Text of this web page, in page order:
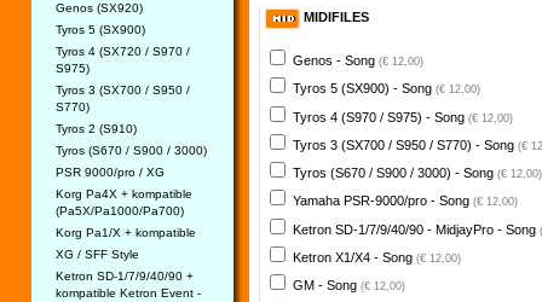
Genos (SX920)
Tyros 5 (SX900)
Tyros 4 (SX720 / S970 /
S975)
Tyros 3 (SX700 / S950 /
S770)
Tyros 2 (S910)
Tyros (S670 / S900 / 3000)
PSR 9000/pro / XG
Korg Pa4X + kompatible
(Pa5X/Pa1000/Pa700)
Korg Pa1/X + kompatible
XG / SFF Style
Ketron SD-1/7/9/40/90 +
kompatible Ketron Event -
MIDIFILES
Genos - Song (€ 12,00)
Tyros 5 (SX900) - Song (€ 12,00)
Tyros 4 (S970 / S975) - Song (€ 12,00)
Tyros 3 (SX700 / S950 / S770) - Song (€
Tyros (S670 / S900 / 3000) - Song (€ 12,00)
Yamaha PSR-9000/pro - Song (€ 12,00)
Ketron SD-1/7/9/40/90 - MidjayPro - Song
Ketron X1/X4 - Song (€ 12,00)
GM - Song (€ 12,00)